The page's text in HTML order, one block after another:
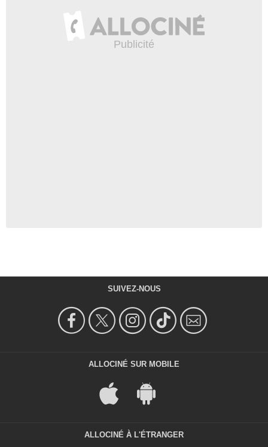
SUIVEZ-NOUS
ALLOCINÉ SUR MOBILE
ALLOCINÉ À L'ÉTRANGER